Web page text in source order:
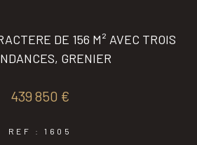
DE 156 M² AVEC TROIS
GRENIER
439 850 €
REF : 1605